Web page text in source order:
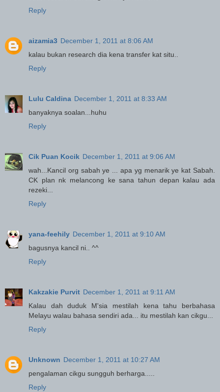
Reply
aizamia3 December 1, 2011 at 8:06 AM
kalau bukan research dia kena transfer kat situ..
Reply
Lulu Caldina December 1, 2011 at 8:33 AM
banyaknya soalan...huhu
Reply
Cik Puan Kocik December 1, 2011 at 9:06 AM
wah...Kancil org sabah ye ... apa yg menarik ye kat Sabah.
CK plan nk melancong ke sana tahun depan kalau ada
rezeki...
Reply
yana-feehily December 1, 2011 at 9:10 AM
bagusnya kancil ni.. ^^
Reply
Kakzakie Purvit December 1, 2011 at 9:11 AM
Kalau dah duduk M'sia mestilah kena tahu berbahasa
Melayu walau bahasa sendiri ada... itu mestilah kan cikgu...
Reply
Unknown December 1, 2011 at 10:27 AM
pengalaman cikgu sungguh berharga.....
Reply